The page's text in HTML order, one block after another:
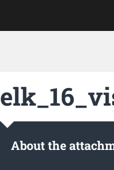
About the